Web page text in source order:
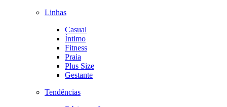
Linhas
Casual
Íntimo
Fitness
Praia
Plus Size
Gestante
Tendências